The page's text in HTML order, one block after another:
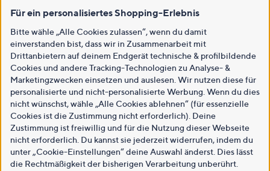
Für ein personalisiertes Shopping-Erlebnis
Bitte wähle „Alle Cookies zulassen“, wenn du damit
einverstanden bist, dass wir in Zusammenarbeit mit
Drittanbietern auf deinem Endgerät technische & profilbildende
Cookies und andere Tracking-Technologien zu Analyse- &
Marketingzwecken einsetzen und auslesen. Wir nutzen diese für
personalisierte und nicht-personalisierte Werbung. Wenn du dies
nicht wünschst, wähle „Alle Cookies ablehnen“ (für essenzielle
Cookies ist die Zustimmung nicht erforderlich). Deine
Zustimmung ist freiwillig und für die Nutzung dieser Webseite
nicht erforderlich. Du kannst sie jederzeit widerrufen, indem du
unter „Cookie-Einstellungen“ deine Auswahl änderst. Dies lässt
die Rechtmäßigkeit der bisherigen Verarbeitung unberührt.